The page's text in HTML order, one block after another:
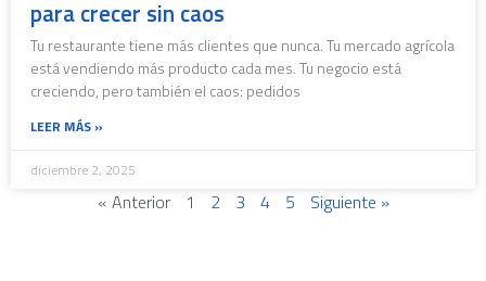
para crecer sin caos
Tu restaurante tiene más clientes que nunca. Tu mercado agrícola
está vendiendo más producto cada mes. Tu negocio está
creciendo, pero también el caos: pedidos
LEER MÁS »
diciembre 2, 2025
« Anterior 1 2 3 4 5 Siguiente »